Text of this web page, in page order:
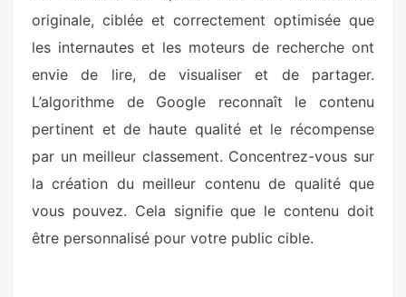
originale, ciblée et correctement optimisée que
les internautes et les moteurs de recherche ont
envie de lire, de visualiser et de partager.
L’algorithme de Google reconnaît le contenu
pertinent et de haute qualité et le récompense
par un meilleur classement. Concentrez-vous sur
la création du meilleur contenu de qualité que
vous pouvez. Cela signifie que le contenu doit
être personnalisé pour votre public cible.